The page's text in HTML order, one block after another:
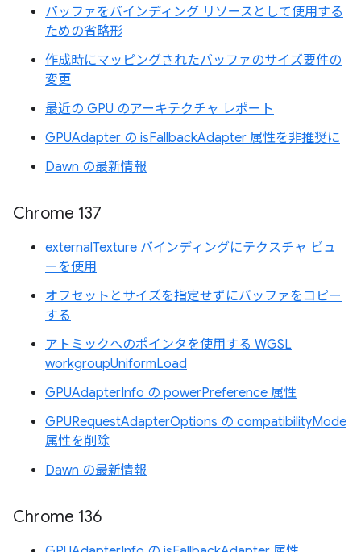
バッファをバインディング リソースとして使用する
ための省略形
作成時にマッピングされたバッファのサイズ要件の
変更
最近の GPU のアーキテクチャ レポート
GPUAdapter の isFallbackAdapter 属性を非推奨に
Dawn の最新情報
Chrome 137
externalTexture バインディングにテクスチャ ビュ
ーを使用
オフセットとサイズを指定せずにバッファをコピー
する
アトミックへのポインタを使用する WGSL
workgroupUniformLoad
GPUAdapterInfo の powerPreference 属性
GPURequestAdapterOptions の compatibilityMode
属性を削除
Dawn の最新情報
Chrome 136